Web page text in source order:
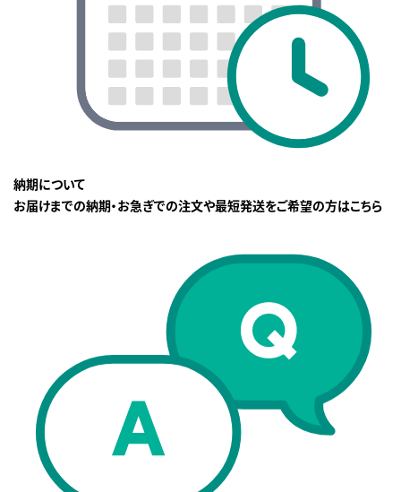
納期について
お届けまでの納期・お急ぎでの注文や最短発送をご希望の方はこちら